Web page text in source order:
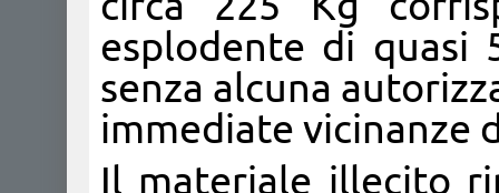
esplodente di
senza alcuna
immediate vicinanze
Il materiale illecito